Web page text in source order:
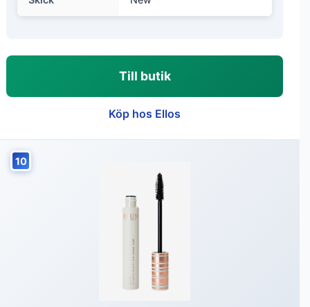
Till butik
Köp hos Ellos
10